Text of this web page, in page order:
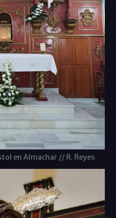
en Almachar // R. Reyes